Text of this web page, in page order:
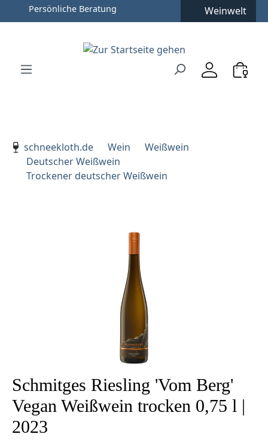
Zum Hauptinhalt springen
Zur Hauptnavigation springen
Weinwelt
schneekloth.de
Wein
Weißwein
Deutscher Weißwein
Trockener deutscher Weißwein
Bildergalerie überspringen
Schmitges Riesling 'Vom Berg'
Vegan Weißwein trocken 0,75 l |
2023